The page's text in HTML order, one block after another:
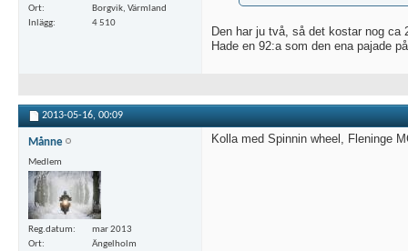
Ort
Borgvik, Värmland
Inlägg
4 510
Den har ju två, så det kostar nog ca
Hade en 92:a som den ena pajade
2013-05-16, 00:09
Månne
Medlem
Reg.datum
mar 2013
Ort
Ängelholm
Kolla med Spinnin wheel, Fleninge